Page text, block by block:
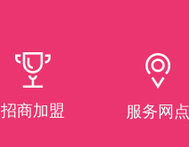
招商加盟 服务网点